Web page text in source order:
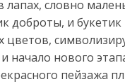
лапах, словно
доброты, и букетик
цветов,
начало нового
пейзажа